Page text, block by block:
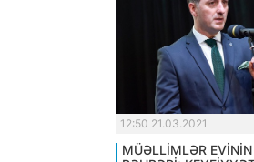
12:50 21.03.2021
MÜƏLLİMLƏR EVİNİN